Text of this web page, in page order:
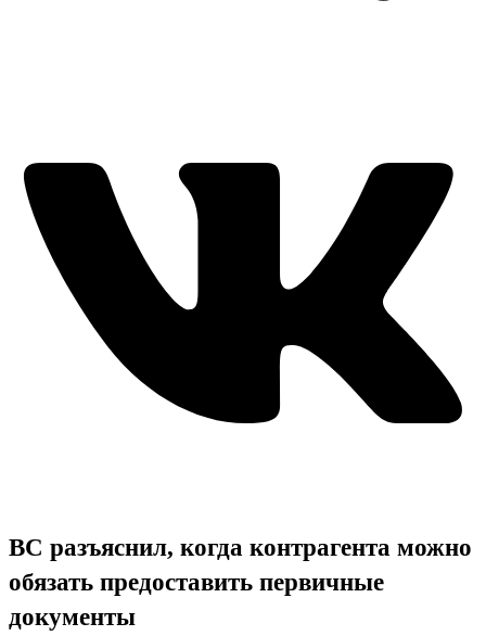
ВС разъяснил, когда контрагента можно
обязать предоставить первичные
документы